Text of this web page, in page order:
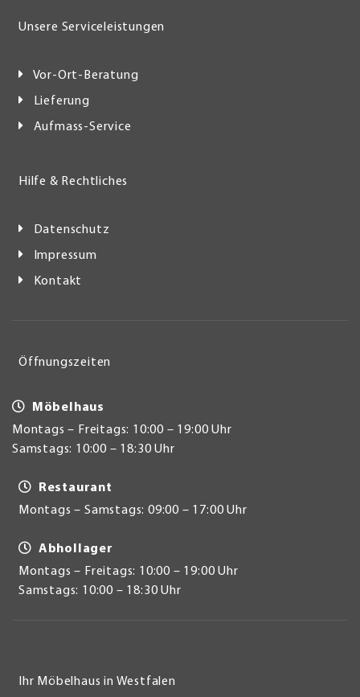
Unsere Serviceleistungen
Vor-Ort-Beratung
Lieferung
Aufmass-Service
Hilfe & Rechtliches
Datenschutz
Impressum
Kontakt
Öffnungszeiten
Möbelhaus
Montags – Freitags: 10:00 – 19:00 Uhr
Samstags: 10:00 – 18:30 Uhr
Restaurant
Montags – Samstags: 09:00 – 17:00 Uhr
Abhollager
Montags – Freitags: 10:00 – 19:00 Uhr
Samstags: 10:00 – 18:30 Uhr
Ihr Möbelhaus in Westfalen